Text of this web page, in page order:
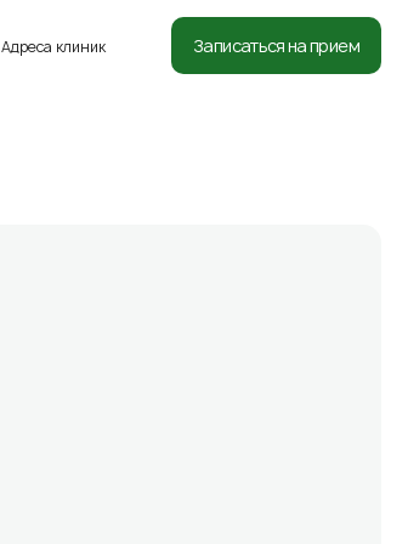
8 (812) 332-54-05
Адреса клиник Записаться на прием